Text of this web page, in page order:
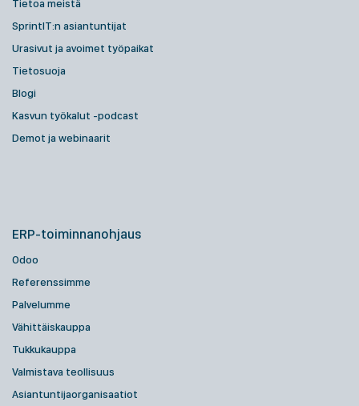
Tietoa meistä
SprintIT:n asiantuntijat
Urasivut ja avoimet työpaikat
Tietosuoja
Blogi
Kasvun työkalut -podcast
Demot ja webinaarit
ERP-toiminnanohjaus
Odoo
Referenssimme
Palvelumme
Vähittäiskauppa
Tukkukauppa
Valmistava teollisuus
Asiantuntijaorganisaatiot